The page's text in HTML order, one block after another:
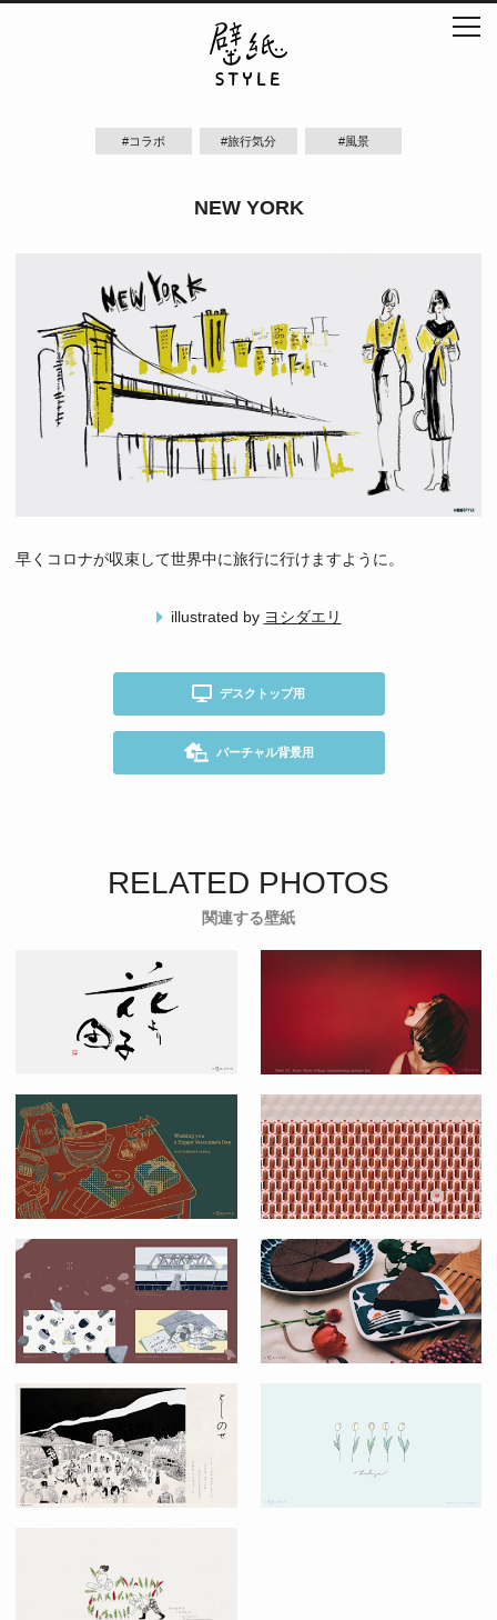
#コラボ #旅行気分 #風景
NEW YORK
早くコロナが収束して世界中に旅行に行けますように。
illustrated by ヨシダエリ
デスクトップ用
バーチャル背景用
RELATED PHOTOS
関連する壁紙